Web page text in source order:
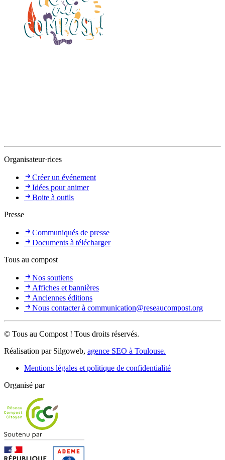
Organisateur·rices
Créer un événement
Idées pour animer
Boite à outils
Presse
Communiqués de presse
Documents à télécharger
Tous au compost
Nos soutiens
Affiches et bannières
Anciennes éditions
Nous contacter à communication@reseaucompost.org
© Tous au Compost ! Tous droits réservés.
Réalisation par Silgoweb, agence SEO à Toulouse.
Mentions légales et politique de confidentialité
Organisé par